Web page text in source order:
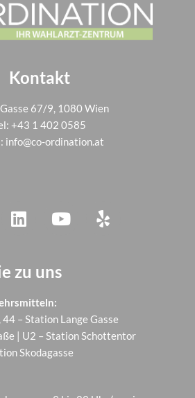
Kontakt
67/9, 1080 Wien
+43 1 402 0585
info@co-ordination.at
zu uns
– Station Lange Gasse
| U2 – Station Schottentor
Skodagasse